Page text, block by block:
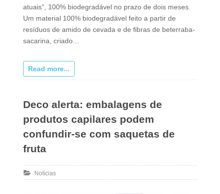
atuais”, 100% biodegradável no prazo de dois meses.
Um material 100% biodegradável feito a partir de
resíduos de amido de cevada e de fibras de beterraba-
sacarina, criado…
Read more...
Deco alerta: embalagens de
produtos capilares podem
confundir-se com saquetas de
fruta
Notícias